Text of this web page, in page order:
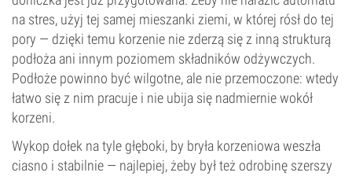
na stres, użyj tej samej mieszanki ziemi, w której rósł do tej
pory — dzięki temu korzenie nie zderzą się z inną strukturą
podłoża ani innym poziomem składników odżywczych.
Podłoże powinno być wilgotne, ale nie przemoczone: wtedy
łatwo się z nim pracuje i nie ubija się nadmiernie wokół
korzeni.
Wykop dołek na tyle głęboki, by bryła korzeniowa weszła
ciasno i stabilnie — najlepiej, żeby był też odrobinę szerszy